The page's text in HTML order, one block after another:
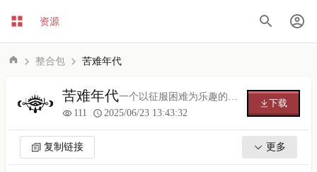
资源
整合包 苦难年代
苦难年代
一个以征服困难为乐趣的整合包
111
2025/06/23 13:43:32
下载
复制链接 更多